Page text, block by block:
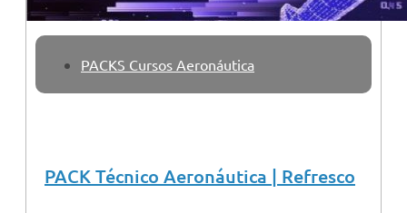
PACKS Cursos Aeronáutica
PACK Técnico Aeronáutica | Refresco